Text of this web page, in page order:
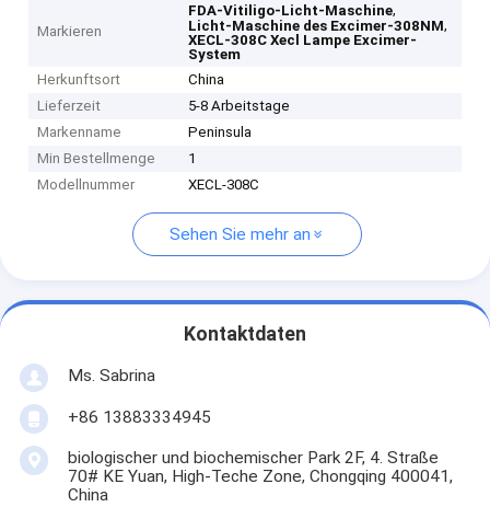
Markieren
FDA-Vitiligo-Licht-Maschine,
Licht-Maschine des Excimer-308NM,
XECL-308C Xecl Lampe Excimer-
System
Herkunftsort
China
Lieferzeit
5-8 Arbeitstage
Markenname
Peninsula
Min Bestellmenge
1
Modellnummer
XECL-308C
Sehen Sie mehr an
Kontaktdaten
Ms. Sabrina
+86 13883334945
biologischer und biochemischer Park 2F, 4. Straße
70# KE Yuan, High-Teche Zone, Chongqing 400041,
China